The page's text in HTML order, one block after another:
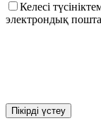
Келесі
электрондық